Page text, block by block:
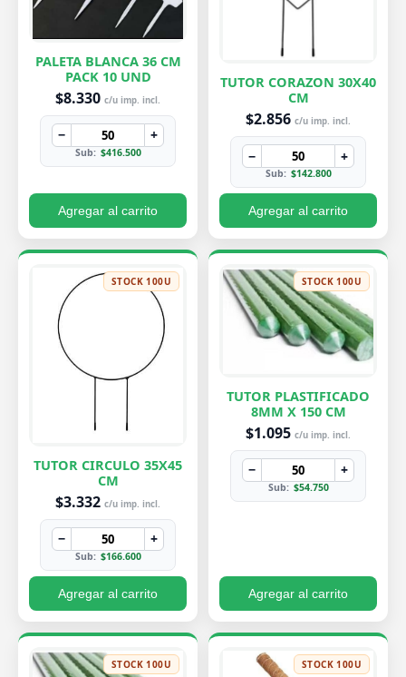
PALETA BLANCA 36 CM
PACK 10 UND
$8.330 c/u imp. incl.
− +
Sub: $416.500
Agregar al carrito
TUTOR CORAZON 30X40
CM
$2.856 c/u imp. incl.
− +
Sub: $142.800
Agregar al carrito
STOCK 100U
TUTOR CIRCULO 35X45
CM
$3.332 c/u imp. incl.
− +
Sub: $166.600
Agregar al carrito
STOCK 100U
TUTOR PLASTIFICADO
8MM X 150 CM
$1.095 c/u imp. incl.
− +
Sub: $54.750
Agregar al carrito
STOCK 100U STOCK 100U